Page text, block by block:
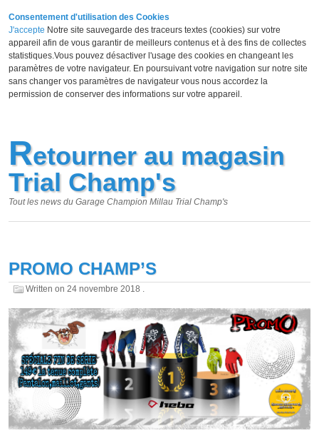
Consentement d'utilisation des Cookies
J'accepte Notre site sauvegarde des traceurs textes (cookies) sur votre
appareil afin de vous garantir de meilleurs contenus et à des fins de collectes
statistiques.Vous pouvez désactiver l'usage des cookies en changeant les
paramètres de votre navigateur. En poursuivant votre navigation sur notre site
sans changer vos paramètres de navigateur vous nous accordez la
permission de conserver des informations sur votre appareil.
Retourner au magasin
Trial Champ's
Tout les news du Garage Champion Millau Trial Champ's
PROMO CHAMP’S
Written on 24 novembre 2018 .